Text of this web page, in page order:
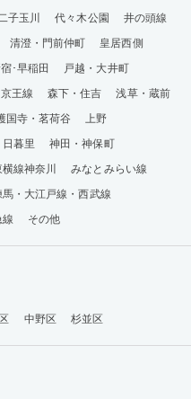
子玉川 代々木公園
井の頭線
清澄・門前仲町
皇居西側
･早稲田
戸越・大井町
京王線 森下・住吉
浅草・蔵前
国寺・茗荷谷
上野
暮里
神田・神保町
横線神奈川
みなとみらい線
馬・大江戸線・西武線
線 その他
中野区 杉並区